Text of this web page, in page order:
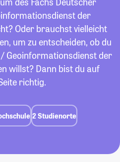
der
Oder brauchst vielleicht
um zu entscheiden, ob du
Geoinformationsdienst der
willst? Dann bist du auf
richtig.
2 Studienorte